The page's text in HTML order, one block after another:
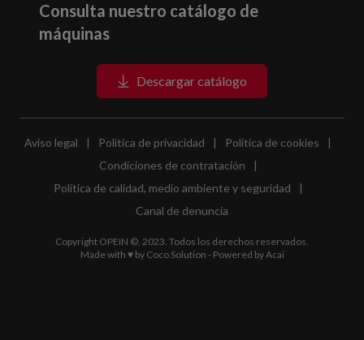
Consulta nuestro catálogo de
máquinas
Descargar catálogo
Aviso legal | Política de privacidad | Política de cookies
|
Condiciones de contratación
|
Política de calidad, medio ambiente y seguridad
|
Canal de denuncia
Copyright OPEIN ©, 2023. Todos los derechos reservados.
Made with ♥ by Coco Solution - Powered byAcai